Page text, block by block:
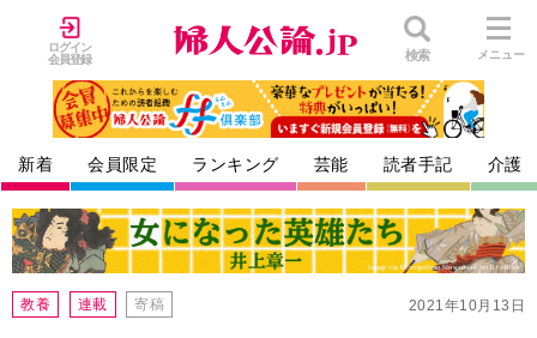
ログイン
会員登録
検索 メニュー
新着 会員限定 ランキング 芸能 読者手記 介護
2021年10月13日
教養 連載 寄稿